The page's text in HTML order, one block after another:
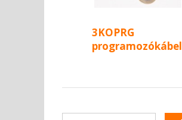
3KOPRG
programozókábel